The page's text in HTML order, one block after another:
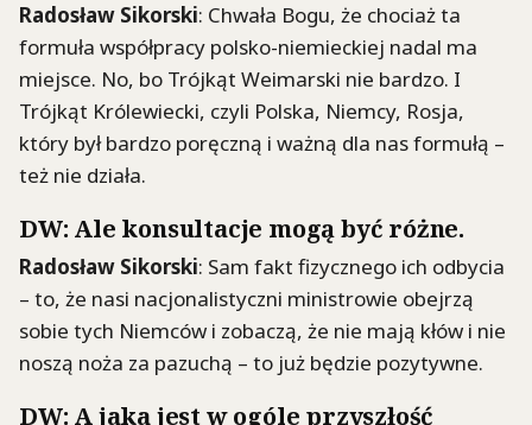
Radosław Sikorski: Chwała Bogu, że chociaż ta
formuła współpracy polsko-niemieckiej nadal ma
miejsce. No, bo Trójkąt Weimarski nie bardzo. I
Trójkąt Królewiecki, czyli Polska, Niemcy, Rosja,
który był bardzo poręczną i ważną dla nas formułą –
też nie działa.
DW: Ale konsultacje mogą być różne.
Radosław Sikorski: Sam fakt fizycznego ich odbycia
– to, że nasi nacjonalistyczni ministrowie obejrzą
sobie tych Niemców i zobaczą, że nie mają kłów i nie
noszą noża za pazuchą – to już będzie pozytywne.
DW: A jaka jest w ogóle przyszłość